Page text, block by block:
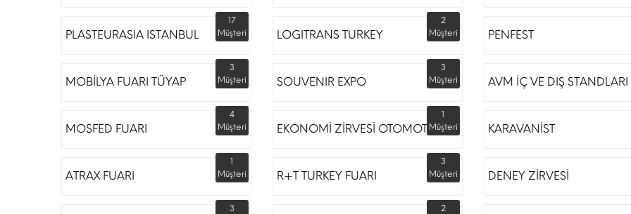
PLASTEURASIA ISTANBUL
17
Müşteri
LOGITRANS TURKEY
2
Müşteri
PENFEST
MOBİLYA FUARI TÜYAP
3
Müşteri
SOUVENIR EXPO
3
Müşteri
AVM İÇ VE DIŞ STANDLARI
MOSFED FUARI
4
Müşteri
EKONOMİ ZİRVESİ OTOMOTİV
1
Müşteri
KARAVANİST
ATRAX FUARI
1
Müşteri
R+T TURKEY FUARI
3
Müşteri
DENEY ZİRVESİ
3
2